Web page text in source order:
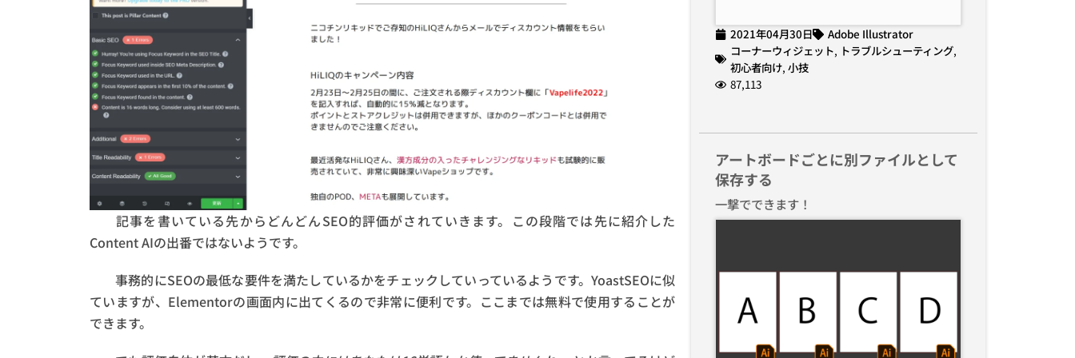
記事を書いている先からどんどんSEO的評価がされていきます。この段階では先に紹介した
Content AIの出番ではないようです。
事務的にSEOの最低な要件を満たしているかをチェックしていっているようです。YoastSEOに似
ていますが、Elementorの画面内に出てくるので非常に便利です。ここまでは無料で使用することが
できます。
2021年04月30日
Adobe Illustrator
コーナーウィジェット, トラブルシューティング,
初心者向け,小技
87,113
アートボードごとに別ファイルとして
保存する
一撃でできます！